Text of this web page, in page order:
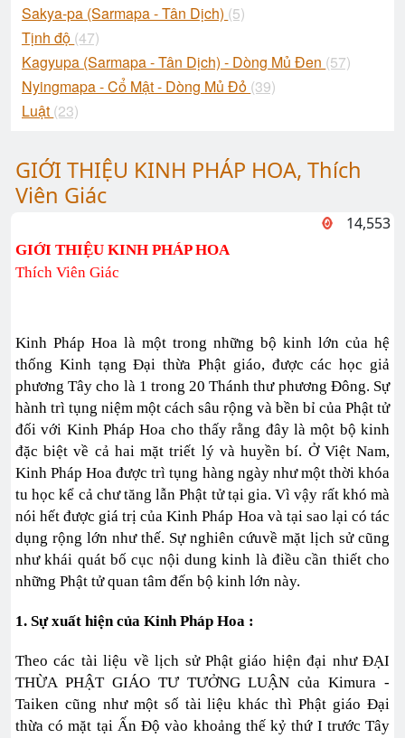
Sakya-pa (Sarmapa - Tân Dịch) (5)
Tịnh độ (47)
Kagyupa (Sarmapa - Tân Dịch) - Dòng Mủ Đen (57)
Nyingmapa - Cổ Mật - Dòng Mủ Đỏ (39)
Luật (23)
GIỚI THIỆU KINH PHÁP HOA, Thích
Viên Giác
14,553
GIỚI THIỆU KINH PHÁP HOA
Thích Viên Giác
Kinh Pháp Hoa là một trong những bộ kinh lớn của hệ
thống Kinh tạng Đại thừa Phật giáo, được các học giả
phương Tây cho là 1 trong 20 Thánh thư phương Đông. Sự
hành trì tụng niệm một cách sâu rộng và bền bỉ của Phật tử
đối với Kinh Pháp Hoa cho thấy rằng đây là một bộ kinh
đặc biệt về cả hai mặt triết lý và huyền bí. Ở Việt Nam,
Kinh Pháp Hoa được trì tụng hàng ngày như một thời khóa
tu học kể cả chư tăng lẫn Phật tử tại gia. Vì vậy rất khó mà
nói hết được giá trị của Kinh Pháp Hoa và tại sao lại có tác
dụng rộng lớn như thế. Sự nghiên cứuvề mặt lịch sử cũng
như khái quát bố cục nội dung kinh là điều cần thiết cho
những Phật tử quan tâm đến bộ kinh lớn này.
1. Sự xuất hiện của Kinh Pháp Hoa :
Theo các tài liệu về lịch sử Phật giáo hiện đại như ĐẠI
THỪA PHẬT GIÁO TƯ TƯỞNG LUẬN của Kimura -
Taiken cũng như một số tài liệu khác thì Phật giáo Đại
thừa có mặt tại Ấn Độ vào khoảng thế kỷ thứ I trước Tây